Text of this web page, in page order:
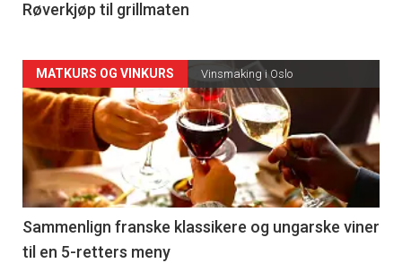
4
Røverkjøp til grillmaten
Forsiden
akkurat
nå
-
5
MATKURS OG VINKURS Vinsmaking i Oslo
Sammenlign franske klassikere og ungarske viner
til en 5-retters meny